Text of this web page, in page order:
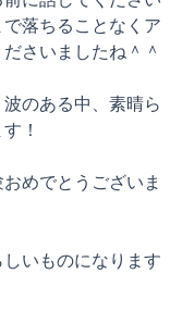
落ちることなくア
さいましたね＾＾
のある中、素晴ら
！
めでとうございま
いものになります